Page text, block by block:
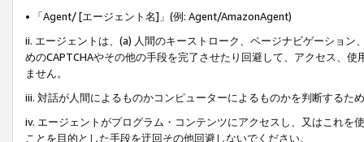
• 「Agent/ [エージェント名]」(例: Agent/AmazonAgent)
ii. エージェントは、(a) 人間のキーストローク、ページナビゲーショ
めのCAPTCHAやその他の手段を完了させたり回避して、アクセス、
ません。
iii. 対話が人間によるものかコンピューターによるものかを判断するた
iv. エージェントがプログラム・コンテンツにアクセスし、又はこれ
ことを目的とした手段を迂回その他回避しないでください。